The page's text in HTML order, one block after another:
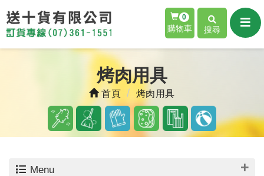
0
購物車 搜尋
烤肉用具
首頁 烤肉用具
Menu